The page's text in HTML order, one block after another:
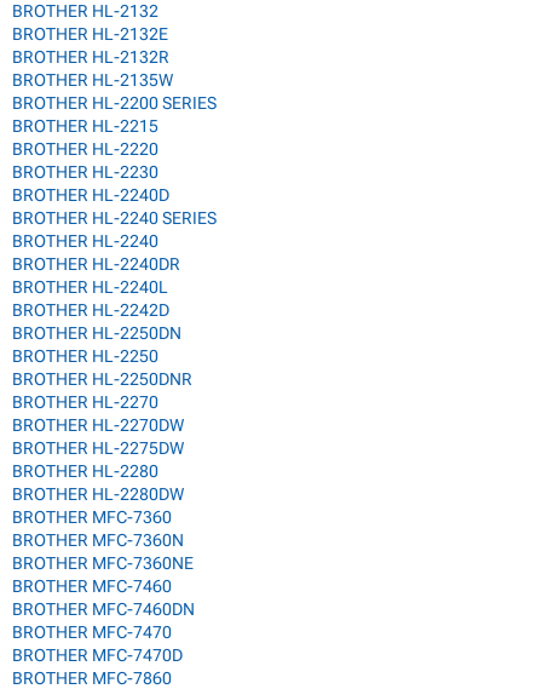
BROTHER HL-2132
BROTHER HL-2132E
BROTHER HL-2132R
BROTHER HL-2135W
BROTHER HL-2200 SERIES
BROTHER HL-2215
BROTHER HL-2220
BROTHER HL-2230
BROTHER HL-2240D
BROTHER HL-2240 SERIES
BROTHER HL-2240
BROTHER HL-2240DR
BROTHER HL-2240L
BROTHER HL-2242D
BROTHER HL-2250DN
BROTHER HL-2250
BROTHER HL-2250DNR
BROTHER HL-2270
BROTHER HL-2270DW
BROTHER HL-2275DW
BROTHER HL-2280
BROTHER HL-2280DW
BROTHER MFC-7360
BROTHER MFC-7360N
BROTHER MFC-7360NE
BROTHER MFC-7460
BROTHER MFC-7460DN
BROTHER MFC-7470
BROTHER MFC-7470D
BROTHER MFC-7860